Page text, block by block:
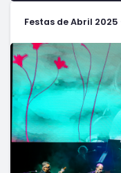
Festas de Abril